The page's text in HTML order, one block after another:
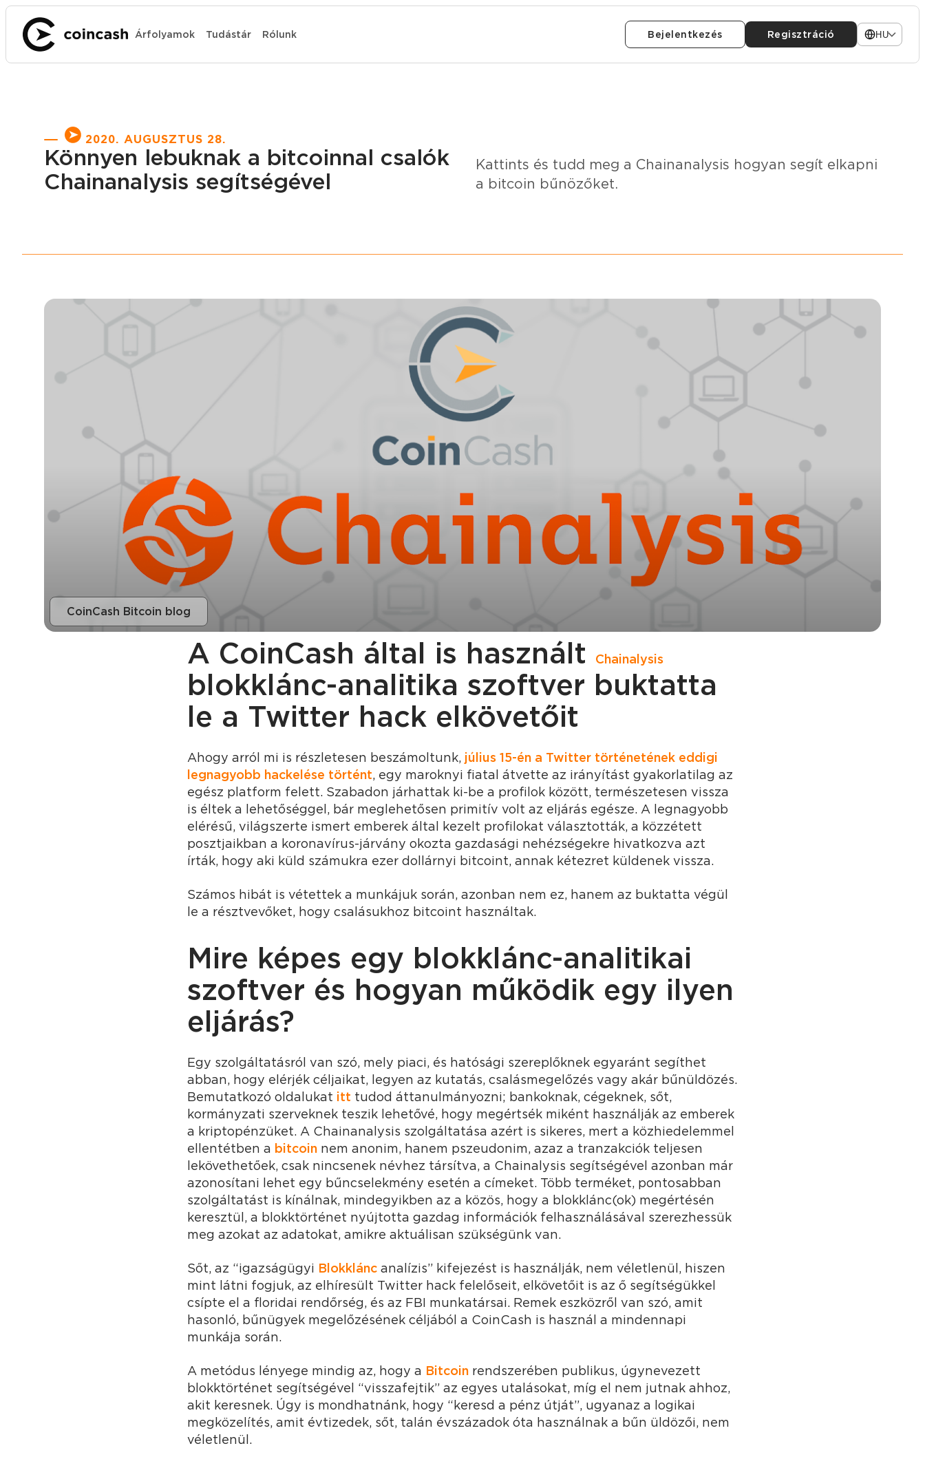
Árfolyamok Tudástár Rólunk Bejelentkezés Regisztráció HU
2020. AUGUSZTUS 28.
Könnyen lebuknak a bitcoinnal csalók
Chainanalysis segítségével
Kattints és tudd meg a Chainanalysis hogyan segít elkapni
a bitcoin bűnözőket.
CoinCash Bitcoin blog
A CoinCash által is használt Chainalysis
blokklánc-analitika szoftver buktatta
le a Twitter hack elkövetőit
Ahogy arról mi is részletesen beszámoltunk, július 15-én a Twitter történetének eddigi
legnagyobb hackelése történt, egy maroknyi fiatal átvette az irányítást gyakorlatilag az
egész platform felett. Szabadon járhattak ki-be a profilok között, természetesen vissza
is éltek a lehetőséggel, bár meglehetősen primitív volt az eljárás egésze. A legnagyobb
elérésű, világszerte ismert emberek által kezelt profilokat választották, a közzétett
posztjaikban a koronavírus-járvány okozta gazdasági nehézségekre hivatkozva azt
írták, hogy aki küld számukra ezer dollárnyi bitcoint, annak kétezret küldenek vissza.
Számos hibát is vétettek a munkájuk során, azonban nem ez, hanem az buktatta végül
le a résztvevőket, hogy csalásukhoz bitcoint használtak.
Mire képes egy blokklánc-analitikai
szoftver és hogyan működik egy ilyen
eljárás?
Egy szolgáltatásról van szó, mely piaci, és hatósági szereplőknek egyaránt segíthet
abban, hogy elérjék céljaikat, legyen az kutatás, csalásmegelőzés vagy akár bűnüldözés.
Bemutatkozó oldalukat itt tudod áttanulmányozni; bankoknak, cégeknek, sőt,
kormányzati szerveknek teszik lehetővé, hogy megértsék miként használják az emberek
a kriptopénzüket. A Chainanalysis szolgáltatása azért is sikeres, mert a közhiedelemmel
ellentétben a bitcoin nem anonim, hanem pszeudonim, azaz a tranzakciók teljesen
lekövethetőek, csak nincsenek névhez társítva, a Chainalysis segítségével azonban már
azonosítani lehet egy bűncselekmény esetén a címeket. Több terméket, pontosabban
szolgáltatást is kínálnak, mindegyikben az a közös, hogy a blokklánc(ok) megértésén
keresztül, a blokktörténet nyújtotta gazdag információk felhasználásával szerezhessük
meg azokat az adatokat, amikre aktuálisan szükségünk van.
Sőt, az “igazságügyi Blokklánc analízis” kifejezést is használják, nem véletlenül, hiszen
mint látni fogjuk, az elhíresült Twitter hack felelőseit, elkövetőit is az ő segítségükkel
csípte el a floridai rendőrség, és az FBI munkatársai. Remek eszközről van szó, amit
hasonló, bűnügyek megelőzésének céljából a CoinCash is használ a mindennapi
munkája során.
A metódus lényege mindig az, hogy a Bitcoin rendszerében publikus, úgynevezett
blokktörténet segítségével “visszafejtik” az egyes utalásokat, míg el nem jutnak ahhoz,
akit keresnek. Úgy is mondhatnánk, hogy “keresd a pénz útját”, ugyanaz a logikai
megközelítés, amit évtizedek, sőt, talán évszázadok óta használnak a bűn üldözői, nem
véletlenül.